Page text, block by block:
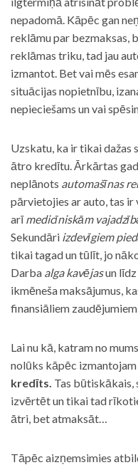
nepadomā. Kāpēc gan
reklāmu par bezmaksas,
reklāmas triku, tad jau
izmantot. Bet vai mēs
situācijas nopietnību,
nepieciešams un vai
Uzskatu, ka ir tikai dažas
ātro kredītu. Ārkārtas
neplānots automašīnas
pārvietojies ar auto, tas
arīmedicīniskām
Sekundāri izdevīgiem
tikai tagad un tūlīt, jo
Darba alga kavējasun
ikmēneša maksājumus,
finansiāliem
Lai nu kā, katram no
nolūks kāpēc izmantojam
kredīts. Tas
izvērtēt un tikai tad
ātri, bet atmaksāt…
Tāpēc aizņemsimies